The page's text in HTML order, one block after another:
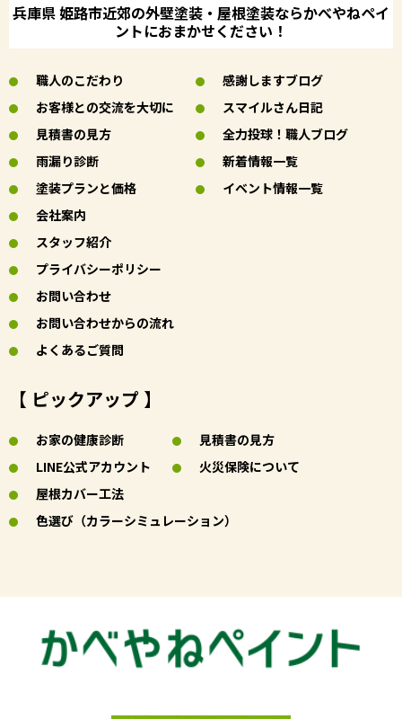
兵庫県 姫路市近郊の外壁塗装・屋根塗装ならかべやねペイ
ントにおまかせください！
職人のこだわり
お客様との交流を大切に
見積書の見方
雨漏り診断
塗装プランと価格
感謝しますブログ
スマイルさん日記
全力投球！職人ブログ
新着情報一覧
イベント情報一覧
会社案内
スタッフ紹介
プライバシーポリシー
お問い合わせ
お問い合わせからの流れ
よくあるご質問
【 ピックアップ 】
お家の健康診断
LINE公式アカウント
屋根カバー工法
見積書の見方
火災保険について
色選び（カラーシミュレーション）